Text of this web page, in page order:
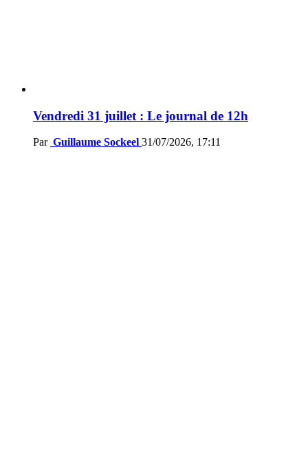
Vendredi 31 juillet : Le journal de 12h
Par Guillaume Sockeel 31/07/2026, 17:11